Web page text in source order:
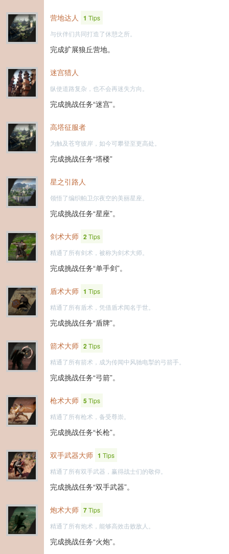
营地达人 1 Tips
与伙伴们共同打造了休憩之所。
完成扩展狼丘营地。
迷宫猎人
纵使道路复杂，也不会再迷失方向。
完成挑战任务“迷宫”。
高塔征服者
为触及苍穹彼岸，如今可攀登至更高处。
完成挑战任务“塔楼”
星之引路人
领悟了编织帕卫尔夜空的美丽星座。
完成挑战任务“星座”。
剑术大师 2Tips
精通了所有剑术，被称为剑术大师。
完成挑战任务“单手剑”。
盾术大师 1 Tips
精通了所有盾术，凭借盾术闻名于世。
完成挑战任务“盾牌”。
箭术大师 2Tips
精通了所有箭术，成为传闻中风驰电掣的弓箭手。
完成挑战任务“弓箭”。
枪术大师 5Tips
精通了所有枪术，备受尊崇。
完成挑战任务“长枪”。
双手武器大师 1 Tips
精通了所有双手武器，赢得战士们的敬仰。
完成挑战任务“双手武器”。
炮术大师 7Tips
精通了所有炮术，能够高效击败敌人。
完成挑战任务“火炮”。